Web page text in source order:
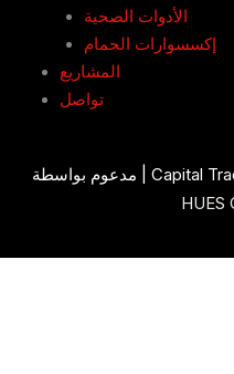
الأدوات الصحية
إكسسوارات الحمام
المشاريع
تواصل
HUES